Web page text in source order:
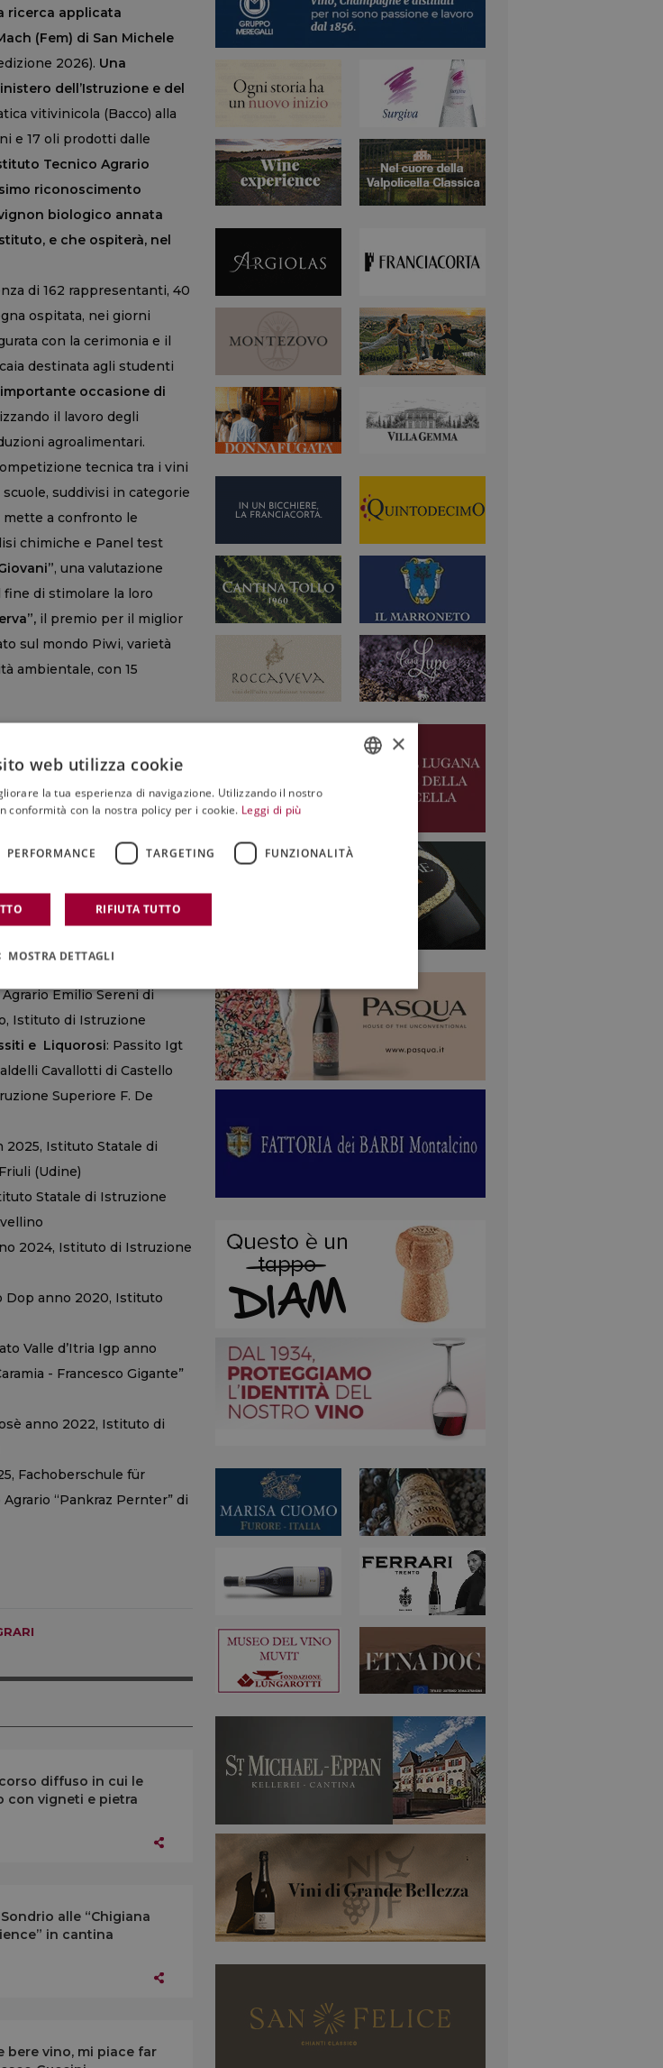
ricerca applicata
(Fem) di San Michele
2026). Una
dell’Istruzione e del
vitivinicola (Bacco) alla
e 17 oli prodotti dalle
Tecnico Agrario
riconoscimento
biologico annata
e che ospiterà, nel
di 162 rappresentanti, 40
ospitata, nei giorni
con la cerimonia e il
destinata agli studenti
occasione di
il lavoro degli
agroalimentari.
tecnica tra i vini
suddivisi in categorie
mette a confronto le
chimiche e Panel test
, una valutazione
di stimolare la loro
il premio per il miglior
sul mondo Piwi, varietà
ambientale, con 15
2026
Ulpiani” di Ascoli Piceno
per il futuro del
di Stato Umberto
Secondaria Superiore
Ripasso DOC anno
Isola della Scala (Verona)
solfiti
Emilio Sereni di
Istituto di Istruzione
e Liquorosi: Passito Igt
Cavallotti di Castello
Superiore F. De
2025, Istituto Statale di
(Udine)
Statale di Istruzione
2024, Istituto di Istruzione
Dop anno 2020, Istituto
Valle d’Itria Igp anno
- Francesco Gigante”
anno 2022, Istituto di
Fachoberschule für
“Pankraz Pernter” di
diffuso in cui le
con vigneti e pietra
alle “Chigiana
in cantina
bere vino, mi piace far
×
web utilizza cookie
la tua esperienza di navigazione. Utilizzando il nostro
conformità con la nostra policy per i cookie. Leggi di più
PERFORMANCE TARGETING FUNZIONALITÀ
RIFIUTA TUTTO
MOSTRA DETTAGLI